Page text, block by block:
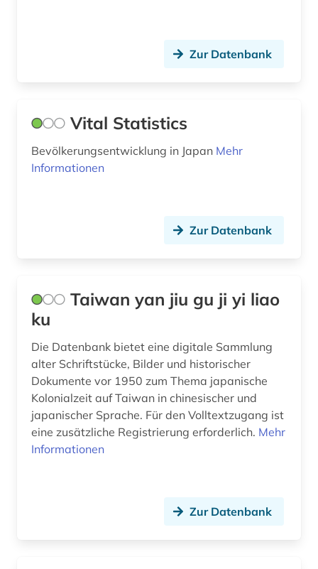
Zur Datenbank
Vital Statistics
Bevölkerungsentwicklung in Japan Mehr
Informationen
Zur Datenbank
Taiwan yan jiu gu ji yi liao
ku
Die Datenbank bietet eine digitale Sammlung
alter Schriftstücke, Bilder und historischer
Dokumente vor 1950 zum Thema japanische
Kolonialzeit auf Taiwan in chinesischer und
japanischer Sprache. Für den Volltextzugang ist
eine zusätzliche Registrierung erforderlich. Mehr
Informationen
Zur Datenbank